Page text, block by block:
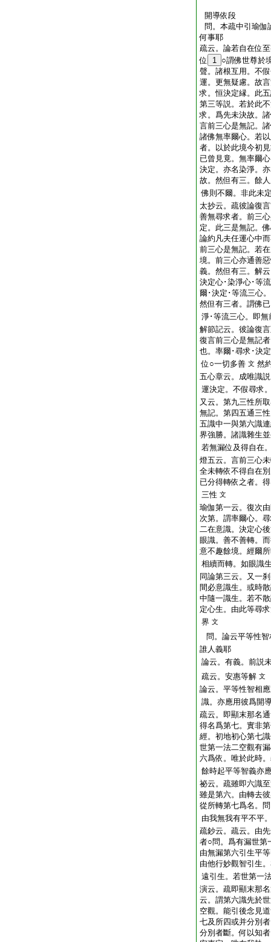
開導依段
問。本疏中引瑜伽
何事耶
疏云。論若自在位
位
1 ○謂佛世尊於
聲。諸根互用。不
運。更無疑慮。故
求。恒決定縁。此
第三等説。若於此
求。爲先未決故。
言前三心是無記。
諸佛無率爾心。若
者。以於此境今初
已曾見竟。無率爾
決定。亦名染淨。
故。然但有三。餘
佛則不爾。非此未
太抄云。疏彼論復
善無尋求者。前三
定。此三是無記。
論約凡夫任運心中
前三心是無記。若
境。前三心亦通善
義。然但有三。解
決定心･染淨心･等
爾･決定･等流三心
然但有三者。謂佛
淨･等流三心。即無
解節記云。彼論復
復言前三心是無記
也。率爾･尋求･決
位○一切多善 文 然
五心章云。成唯識
運決定。不假尋求
又云。第九三性所
無記。第四五通三
五識中一與第六識
界強勝。諸識雜生
若無漏位及得自在
燈五云。言前三心
全未轉依不得自在
已分得轉依之者。
三性 文
瑜伽第一云。復次
次第。謂率爾心。
二在意識。決定心
眼識。善不善轉。
意不趣餘境。經爾
相續而轉。如眼識
同論第三云。又一
間必意識生。或時
中隨一識生。若不
定心生。由此等尋
界 文
問。論云平等性
誰人義耶
論云。有義。前説
疏云。安惠等解 文
論云。平等性智相
識。亦應用彼爲開
疏云。即顯末那名
得名爲第七。實非
經。初地初心第七
世第一法二空觀有
六爲依。唯於此時
餘時起平等智義亦
祕云。疏雖即六識
雖是第六。由轉去
從所轉第七爲名。
由我無我有平不平
疏鈔云。疏云。由
者○問。爲有漏世第
由無漏第六引生平
由他行妙觀智引生
遠引生。若世第一
演云。疏即顯末那
云。謂第六識先於
空觀。能引後念見
七及所四或并分別
分別者斷。何以知